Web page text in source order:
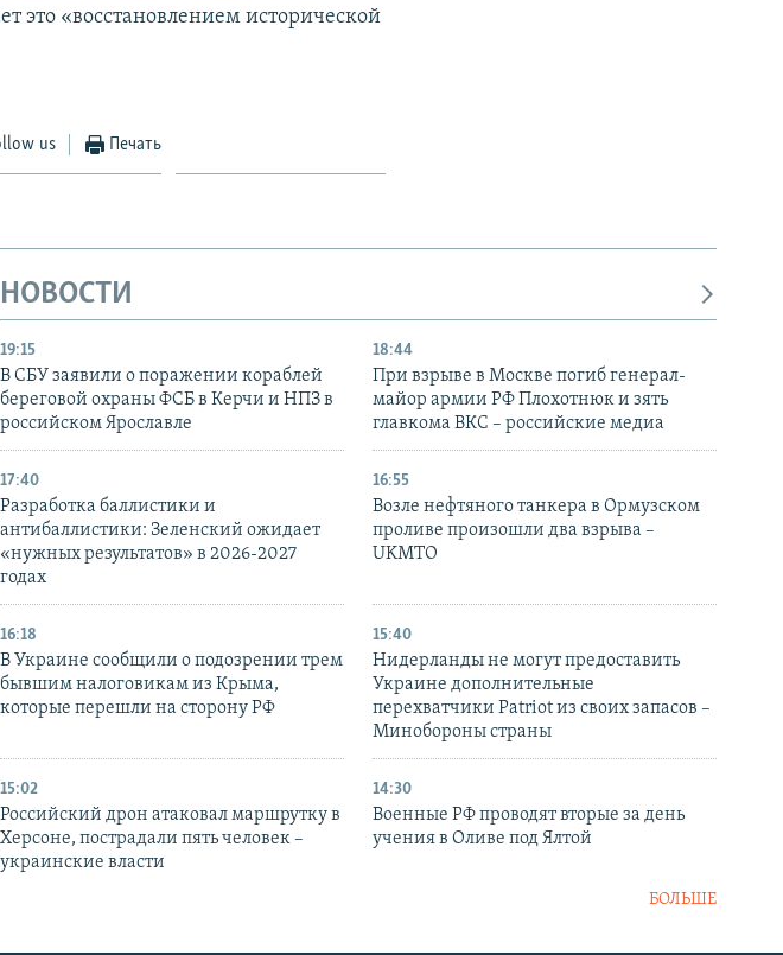
это «восстановлением исторической
us Печать
НОВОСТИ
19:15
В СБУ заявили о поражении кораблей
береговой охраны ФСБ в Керчи и НПЗ в
российском Ярославле
18:44
При взрыве в Москве погиб генерал-
майор армии РФ Плохотнюк и зять
главкома ВКС – российские медиа
17:40
Разработка баллистики и
антибаллистики: Зеленский ожидает
«нужных результатов» в 2026-2027
годах
16:55
Возле нефтяного танкера в Ормузском
проливе произошли два взрыва –
UKMTO
16:18
В Украине сообщили о подозрении трем
бывшим налоговикам из Крыма,
которые перешли на сторону РФ
15:40
Нидерланды не могут предоставить
Украине дополнительные
перехватчики Patriot из своих запасов –
Минобороны страны
15:02
Российский дрон атаковал маршрутку в
Херсоне, пострадали пять человек –
украинские власти
14:30
Военные РФ проводят вторые за день
учения в Оливе под Ялтой
БОЛЬШЕ